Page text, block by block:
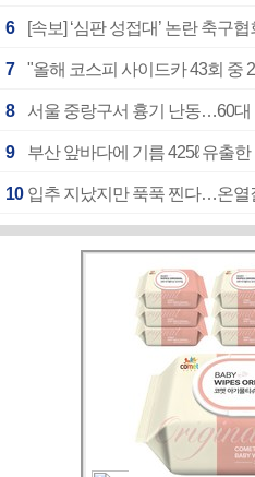
6
7 "올해 코스피 사이드카 43회 중
8 서울 중랑구서 흉기 난동…60대
9 부산 앞바다에 기름 425ℓ 유출
10 입추 지났지만 푹푹 찐다…온열